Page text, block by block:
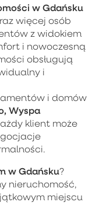
w Gdańsku
więcej osób
z widokiem
i nowoczesną
obsługują
i
i domów
Wyspa
klient może
w Gdańsku?
nieruchomość,
miejscu